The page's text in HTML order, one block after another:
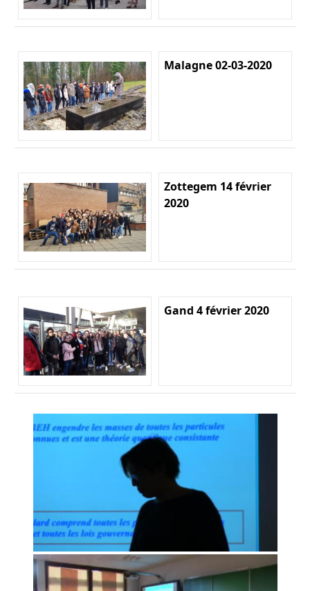
Malagne 02-03-2020
Zottegem 14 février
2020
Gand 4 février 2020